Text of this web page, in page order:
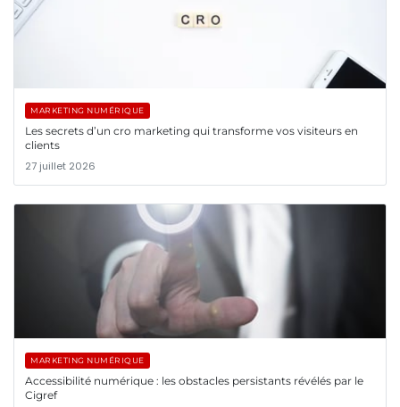
MARKETING NUMÉRIQUE
Les secrets d’un cro marketing qui transforme vos visiteurs en
clients
27 juillet 2026
MARKETING NUMÉRIQUE
Accessibilité numérique : les obstacles persistants révélés par le
Cigref